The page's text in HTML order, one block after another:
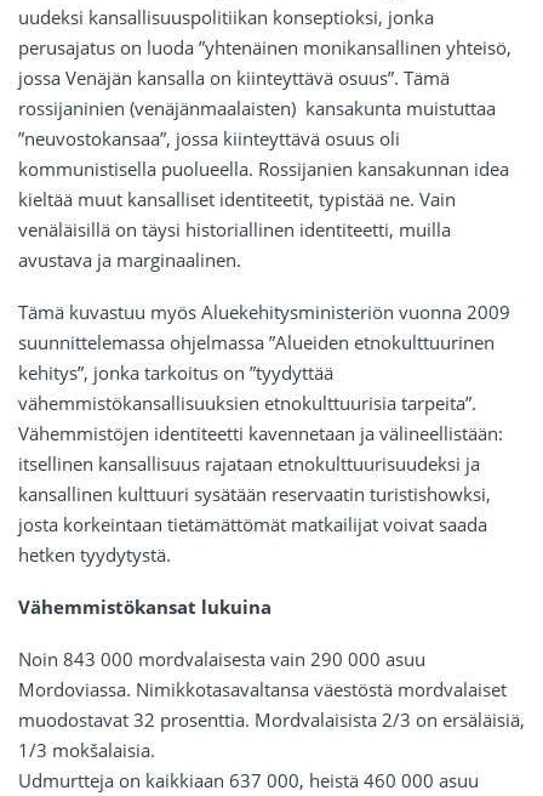
uudeksi kansallisuuspolitiikan konseptioksi, jonka
perusajatus on luoda ”yhtenäinen monikansallinen yhteisö,
jossa Venäjän kansalla on kiinteyttävä osuus”. Tämä
rossijaninien (venäjänmaalaisten) kansakunta muistuttaa
”neuvostokansaa”, jossa kiinteyttävä osuus oli
kommunistisella puolueella. Rossijanien kansakunnan idea
kieltää muut kansalliset identiteetit, typistää ne. Vain
venäläisillä on täysi historiallinen identiteetti, muilla
avustava ja marginaalinen.
Tämä kuvastuu myös Aluekehitysministeriön vuonna 2009
suunnittelemassa ohjelmassa ”Alueiden etnokulttuurinen
kehitys”, jonka tarkoitus on ”tyydyttää
vähemmistökansallisuuksien etnokulttuurisia tarpeita”.
Vähemmistöjen identiteetti kavennetaan ja välineellistään:
itsellinen kansallisuus rajataan etnokulttuurisuudeksi ja
kansallinen kulttuuri sysätään reservaatin turistishowksi,
josta korkeintaan tietämättömät matkailijat voivat saada
hetken tyydytystä.
Vähemmistökansat lukuina
Noin 843 000 mordvalaisesta vain 290 000 asuu
Mordoviassa. Nimikkotasavaltansa väestöstä mordvalaiset
muodostavat 32 prosenttia. Mordvalaisista 2/3 on ersäläisiä,
1/3 mokšalaisia.
Udmurtteja on kaikkiaan 637 000, heistä 460 000 asuu